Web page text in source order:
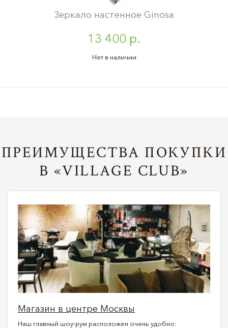
Зеркало настенное Ginosa
13 400 р.
Нет в наличии
ПРЕИМУЩЕСТВА ПОКУПКИ
В «VILLAGE CLUB»
Магазин в центре Москвы
Наш главный шоу-рум расположен очень удобно: